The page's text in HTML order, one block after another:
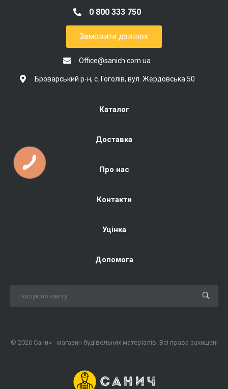
0 800 333 750
Замовити дзвінок
Office@sanich.com.ua
Броварський р-н, с. Гоголів, вул. Жердовська 50
Каталог
Доставка
Про нас
Контакти
Уцінка
Допомога
© 2026 Санич - магазин будівельних матеріалів. Всі права захищені